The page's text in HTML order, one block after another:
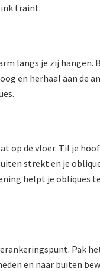
traint.
langs je zij hangen.
en herhaal aan de
op de vloer. Til je
strekt en je
helpt je obliques
Pak
en naar buiten